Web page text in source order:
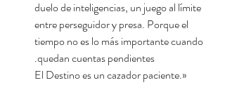
duelo de inteligencias, un juego al límite
entre perseguidor y presa. Porque el
tiempo no es lo más importante cuando
quedan cuentas pendientes.
«El Destino es un cazador paciente.